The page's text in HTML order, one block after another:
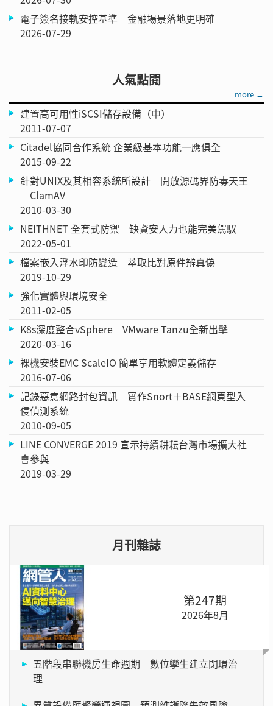
電子簽名接軌安控基準 金融場景落地更明確
2026-07-29
人氣點閱
more →
建置高可用性iSCSI儲存設備（中）
2011-07-07
Citadel協同合作系統 企業級基本功能一應俱全
2015-09-22
針對UNIX及其相容系統所設計 開放源碼界防毒天王
—ClamAV
2010-03-30
NEITHNET 全套式防禦 缺資安人力也能完美駕馭
2022-05-01
檔案嵌入浮水印防變造 萃取比對原件辨真偽
2019-10-29
強化實體與環境安全
2011-02-05
K8s深度整合vSphere VMware Tanzu全新出擊
2020-03-16
裸機安裝EMC ScaleIO 簡單享用軟體定義儲存
2016-07-06
記錄惡意網路封包資訊 實作Snort＋BASE網頁型入
侵偵測系統
2010-09-05
LINE CONVERGE 2019 宣示持續耕耘台灣市場擴大社
會參與
2019-03-29
月刊雜誌
第247期
2026年8月
五階段串聯機房生命週期 數位孿生建立閉環治
理